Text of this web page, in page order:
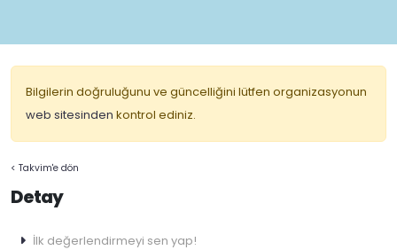
Bilgilerin doğruluğunu ve güncelliğini lütfen organizasyonun
web sitesinden kontrol ediniz.
< Takvim'e dön
Detay
İlk değerlendirmeyi sen yap!